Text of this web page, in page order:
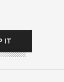
IT